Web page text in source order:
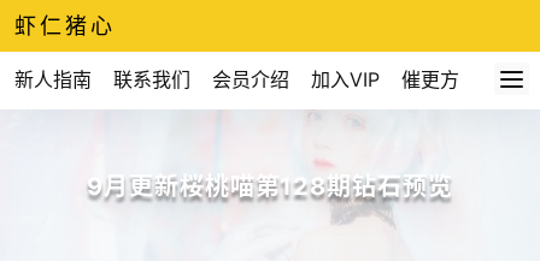
虾仁猪心
新人指南 联系我们 会员介绍 加入VIP 催更方式
9月更新桜桃喵第128期钻石预览